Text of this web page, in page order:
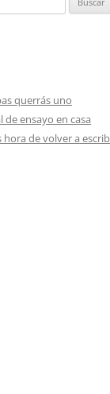
querrás uno
de ensayo en casa
hora de volver a